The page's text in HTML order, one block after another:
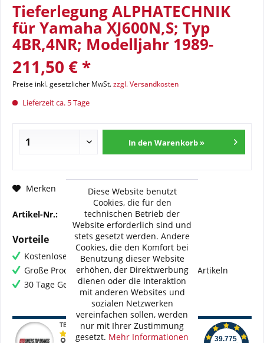
Tieferlegung ALPHATECHNIK
für Yamaha XJ600N,S; Typ
4BR,4NR; Modelljahr 1989-
211,50 € *
Preise inkl. gesetzlicher MwSt.zzgl. Versandkosten
Lieferzeit ca. 5 Tage
In den Warenkorb »
Merken Fragen zum Artikel?
Artikel-Nr.: 33-4BR-TL02
Vorteile
Kostenloser Versand ab € 60,- Bestellwert
Große Produktauswahl mit mehr als 80.000 Artikeln
30 Tage Geld-Zurück-Garantie
Diese Website benutzt
Cookies, die für den
technischen Betrieb der
Website erforderlich sind und
stets gesetzt werden. Andere
Cookies, die den Komfort bei
Benutzung dieser Website
erhöhen, der Direktwerbung
dienen oder die Interaktion
mit anderen Websites und
sozialen Netzwerken
vereinfachen sollen, werden
nur mit Ihrer Zustimmung
gesetzt. Mehr Informationen